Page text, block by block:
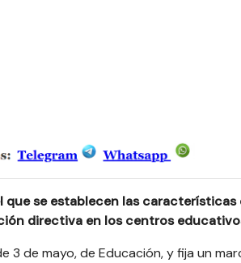
que se establecen las características
directiva en los centros
3 de mayo, de Educación, y fija un